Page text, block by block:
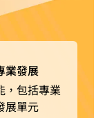
關課程更有機會
可選擇投身業
業發展
，包括專業
展單元